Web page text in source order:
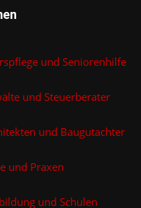
und Seniorenhilfe
und Steuerberater
und Baugutachter
und Praxen
und Schulen